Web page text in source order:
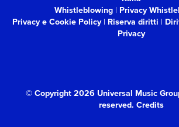
Whistleblowing | Privacy
Privacy e Cookie Policy| Riserva diritti |
Privacy
© Copyright 2026 Universal Music
reserved. Credits